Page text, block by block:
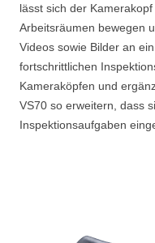
lässt sich der
Arbeitsräumen bewegen
Videos sowie Bilder an
fortschrittlichen
Kameraköpfen und
VS70 so erweitern, dass
Inspektionsaufgaben